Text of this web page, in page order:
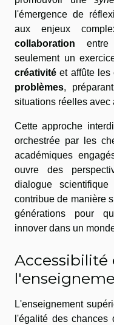
l'émergence de
aux enjeux
collaboration entre
seulement un
créativité et affûte les
problèmes,
situations réelles avec
Cette approche
orchestrée par les
académiques
ouvre des
dialogue
contribue de manière
générations pour
innover dans un
Accessibilité
L'enseignement
l'égalité des